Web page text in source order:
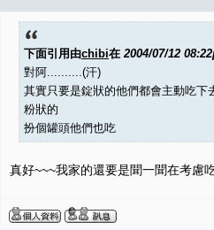
下面引用由chibi在 2004/07/12
對阿..........(汗)
其實只要是錠狀的他們都會主動吃下
粉狀的
扮個罐頭他們也吃
真好~~~我家的還要是聞一聞在考慮